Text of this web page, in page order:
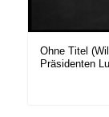
Ohne Titel
Präsidenten